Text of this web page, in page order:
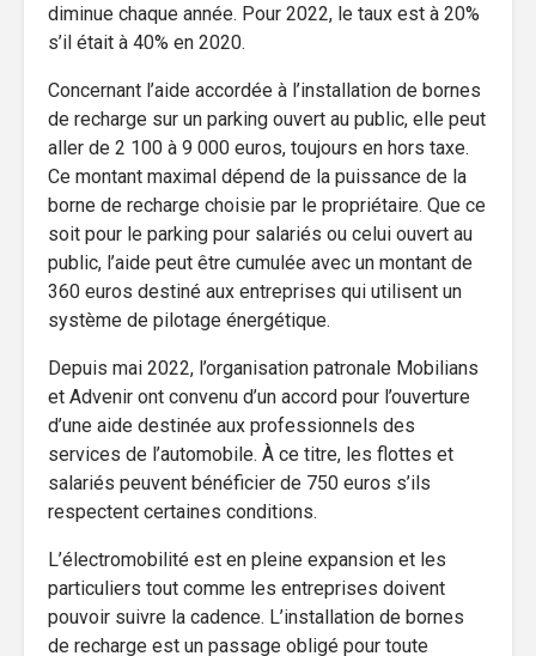
diminue chaque année. Pour 2022, le taux est à 20%
s’il était à 40% en 2020.
Concernant l’aide accordée à l’installation de bornes
de recharge sur un parking ouvert au public, elle peut
aller de 2 100 à 9 000 euros, toujours en hors taxe.
Ce montant maximal dépend de la puissance de la
borne de recharge choisie par le propriétaire. Que ce
soit pour le parking pour salariés ou celui ouvert au
public, l’aide peut être cumulée avec un montant de
360 euros destiné aux entreprises qui utilisent un
système de pilotage énergétique.
Depuis mai 2022, l’organisation patronale Mobilians
et Advenir ont convenu d’un accord pour l’ouverture
d’une aide destinée aux professionnels des
services de l’automobile. À ce titre, les flottes et
salariés peuvent bénéficier de 750 euros s’ils
respectent certaines conditions.
L’électromobilité est en pleine expansion et les
particuliers tout comme les entreprises doivent
pouvoir suivre la cadence. L’installation de bornes
de recharge est un passage obligé pour toute